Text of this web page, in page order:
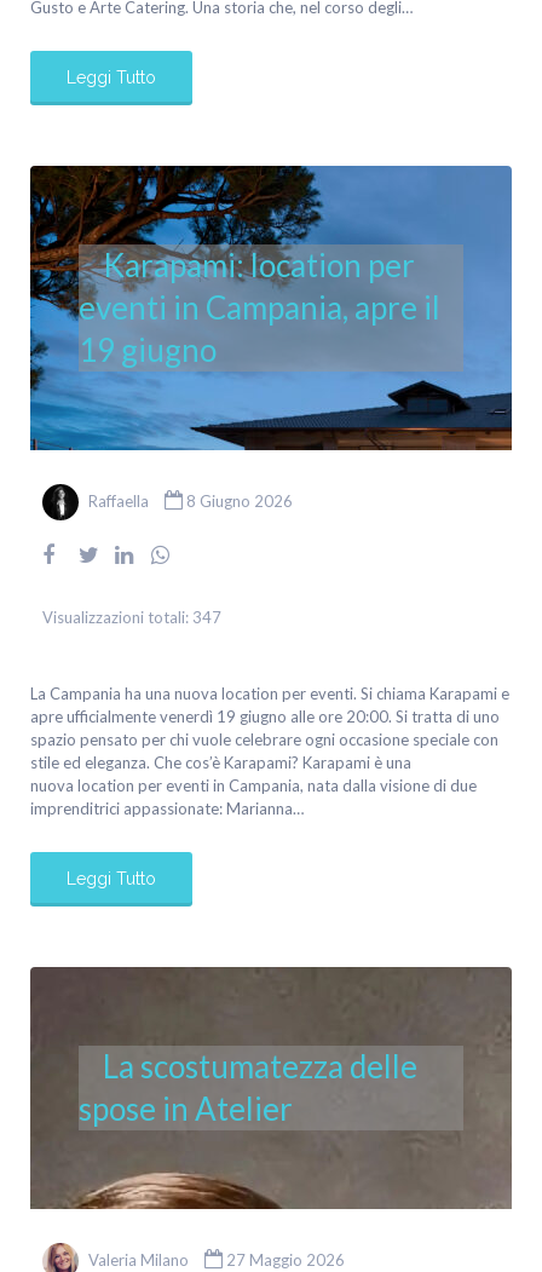
Gusto e Arte Catering. Una storia che, nel corso degli…
Leggi Tutto
Karapami: location per
eventi in Campania, apre il
19 giugno
Raffaella 8 Giugno 2026
Visualizzazioni totali: 347
La Campania ha una nuova location per eventi. Si chiama Karapami e
apre ufficialmente venerdì 19 giugno alle ore 20:00. Si tratta di uno
spazio pensato per chi vuole celebrare ogni occasione speciale con
stile ed eleganza. Che cos’è Karapami? Karapami è una
nuova location per eventi in Campania, nata dalla visione di due
imprenditrici appassionate: Marianna…
Leggi Tutto
La scostumatezza delle
spose in Atelier
Valeria Milano 27 Maggio 2026